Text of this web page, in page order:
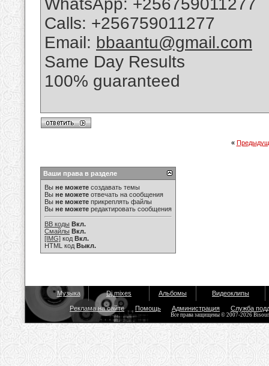
WhatsApp: +256759011277
Calls: +256759011277
Email: bbaantu@gmail.com
Same Day Results
100% guaranteed
«
Ваши права в разделе
Вы не можете создавать темы
Вы не можете отвечать на сообщения
Вы не можете прикреплять файлы
Вы не можете редактировать сообщения
BB коды Вкл.
Смайлы Вкл.
[IMG] код Вкл.
HTML код Выкл.
Музыка Dj mixes Альбомы Видеоклипы
Реклама на сайте Помощь Администрация Служба
Все права защищены © 2007-2026